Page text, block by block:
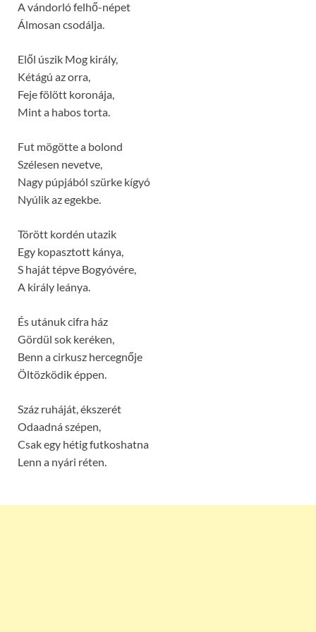
A vándorló felhő-népet
Álmosan csodálja.
Elől úszik Mog király,
Kétágú az orra,
Feje fölött koronája,
Mint a habos torta.
Fut mögötte a bolond
Szélesen nevetve,
Nagy púpjából szürke kígyó
Nyúlik az egekbe.
Törött kordén utazik
Egy kopasztott kánya,
S haját tépve Bogyóvére,
A király leánya.
És utánuk cifra ház
Gördül sok keréken,
Benn a cirkusz hercegnője
Öltözködik éppen.
Száz ruháját, ékszerét
Odaadná szépen,
Csak egy hétig futkoshatna
Lenn a nyári réten.